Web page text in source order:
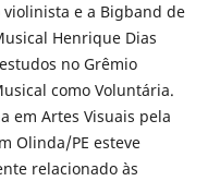
e a Bigband de
Henrique Dias
no Grêmio
como Voluntária.
em Artes Visuais pela
Olinda/PE esteve
relacionado às